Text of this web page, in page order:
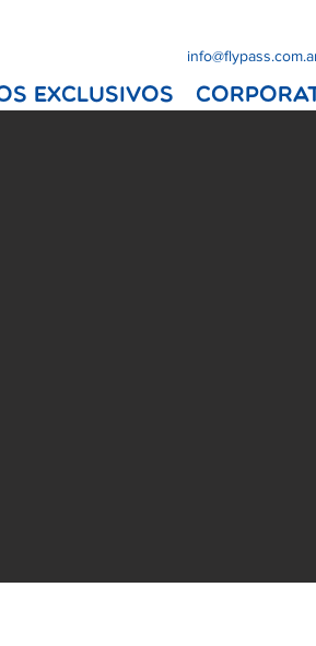
EXCLUSIVOS